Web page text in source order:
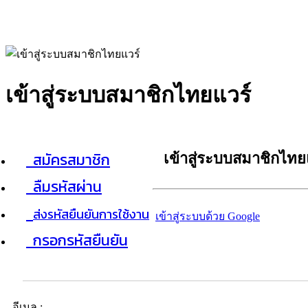
เข้าสู่ระบบสมาชิกไทยแวร์
สมัครสมาชิก
ลืมรหัสผ่าน
ส่งรหัสยืนยันการใช้งาน
กรอกรหัสยืนยัน
เข้าสู่ระบบสมาชิกไท
เข้าสู่ระบบด้วย Google